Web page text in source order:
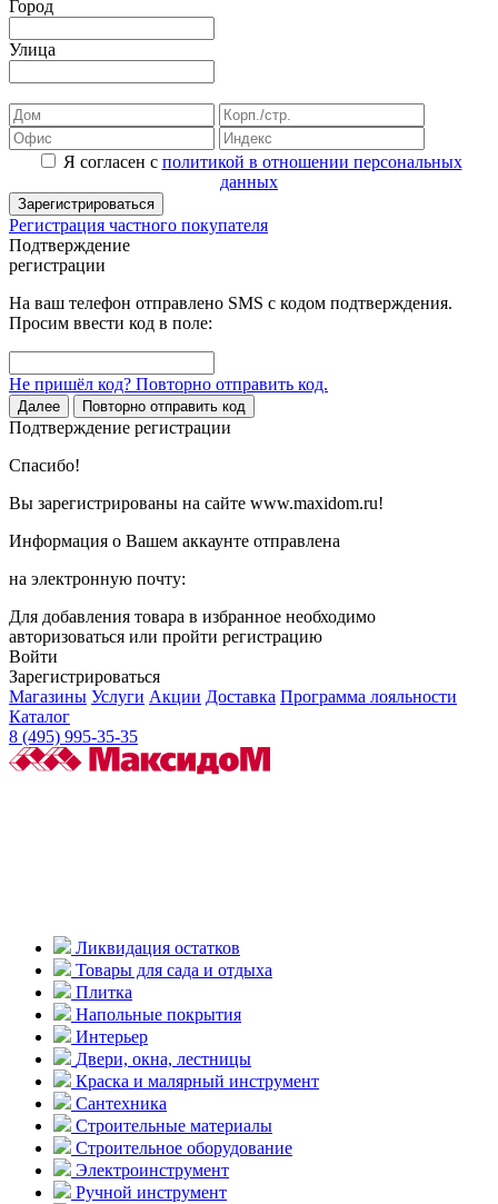
Город
Улица
Я согласен с политикой в отношении персональных
данных
Зарегистрироваться
Регистрация частного покупателя
Подтверждение
регистрации
На ваш телефон отправлено SMS с кодом подтверждения.
Просим ввести код в поле:
Не пришёл код? Повторно отправить код.
Далее Повторно отправить код
Подтверждение регистрации
Спасибо!
Вы зарегистрированы на сайте www.maxidom.ru!
Информация о Вашем аккаунте отправлена
на электронную почту:
Для добавления товара в избранное необходимо
авторизоваться или пройти регистрацию
Войти
Зарегистрироваться
Магазины Услуги Акции Доставка Программа лояльности
Каталог
8 (495) 995-35-35
Ликвидация остатков
Товары для сада и отдыха
Плитка
Напольные покрытия
Интерьер
Двери, окна, лестницы
Краска и малярный инструмент
Сантехника
Строительные материалы
Строительное оборудование
Электроинструмент
Ручной инструмент